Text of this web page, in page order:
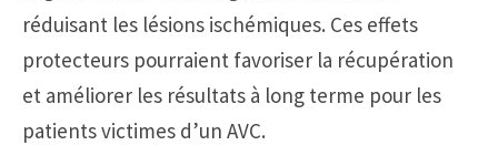
réduisant les lésions ischémiques. Ces effets
protecteurs pourraient favoriser la récupération
et améliorer les résultats à long terme pour les
patients victimes d’un AVC.